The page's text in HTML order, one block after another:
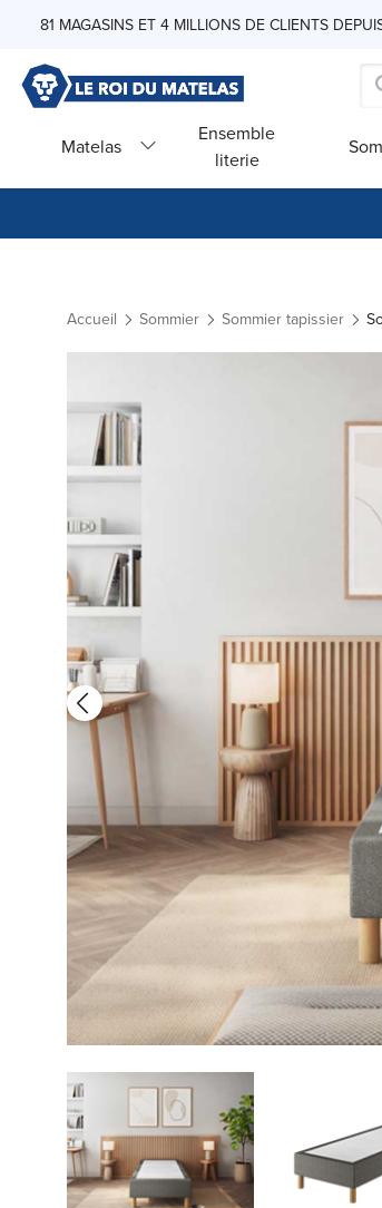
81 MAGASINS ET 4 MILLIONS DE CLIENTS
Matelas
Ensemble
literie
Accueil Sommier Sommier tapissier